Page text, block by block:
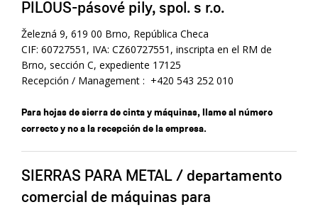
PILOUS-pásové pily, spol. s r.o.
Železná 9, 619 00 Brno, República Checa
CIF: 60727551, IVA: CZ60727551, inscripta en el RM de
Brno, sección C, expediente 17125
Recepción / Management : +420 543 252 010
Para hojas de sierra de cinta y máquinas, llame al número
correcto y no a la recepción de la empresa.
SIERRAS PARA METAL / departamento
comercial de máquinas para